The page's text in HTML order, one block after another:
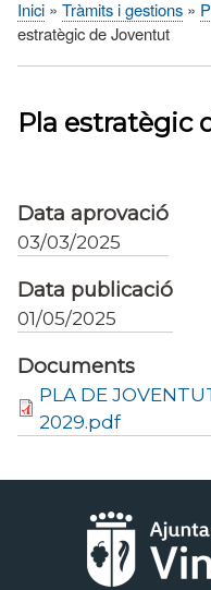
Fil
Inici Tràmits i gestions
estratègic de Joventut
Pla estratègic
Data aprovació
03/03/2025
Data publicació
01/05/2025
Documents
PLA DE
2029.pdf